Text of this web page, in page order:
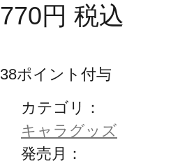
770円 税込
38ポイント付与
カテゴリ：
キャラグッズ
発売月：